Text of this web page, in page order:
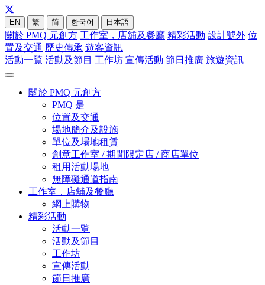
EN 繁 简 한국어 日本語
關於 PMQ 元創方 工作室，店舖及餐廳 精彩活動 設計號外 位
置及交通 歷史傳承 遊客資訊
活動一覧 活動及節目 工作坊 宣傳活動 節日推廣 旅遊資訊
關於 PMQ 元創方
PMQ 是
位置及交通
場地簡介及設施
單位及場地租賃
創意工作室 / 期間限定店 / 商店單位
租用活動場地
無障礙通道指南
工作室，店舖及餐廳
網上購物
精彩活動
活動一覧
活動及節目
工作坊
宣傳活動
節日推廣